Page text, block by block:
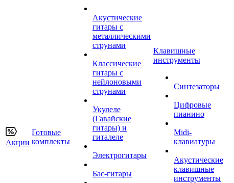
Акции
Готовые
комплекты
Акустические
гитары с
металлическими
струнами
Классические
гитары с
нейлоновыми
струнами
Укулеле
(Гавайские
гитары) и
гиталеле
Электрогитары
Бас-гитары
Клавишные
инструменты
Синтезаторы
Цифровые
пианино
Midi-
клавиатуры
Акустические
клавишные
инструменты